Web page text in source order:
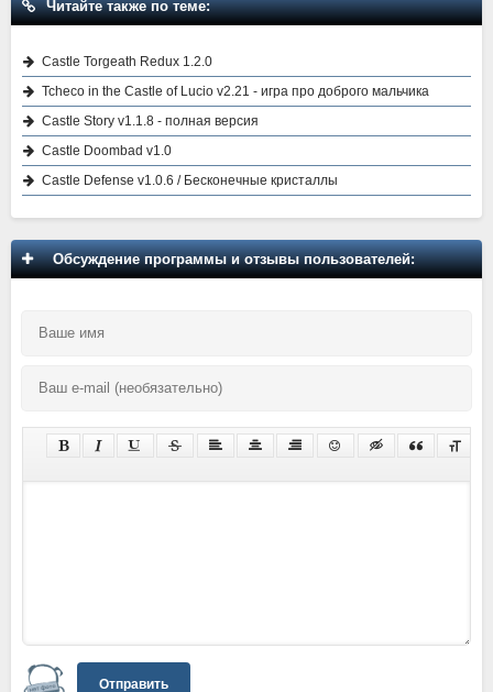
Читайте также по теме:
Castle Torgeath Redux 1.2.0
Tcheco in the Castle of Lucio v2.21 - игра про доброго мальчика
Castle Story v1.1.8 - полная версия
Castle Doombad v1.0
Castle Defense v1.0.6 / Бесконечные кристаллы
Обсуждение программы и отзывы пользователей:
Отправить